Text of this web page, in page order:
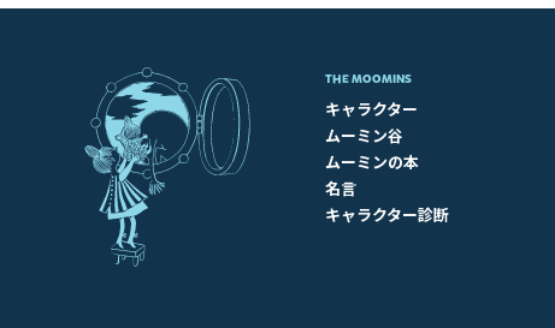
THE MOOMINS
キャラクター
ムーミン谷
ムーミンの本
名言
キャラクター診断